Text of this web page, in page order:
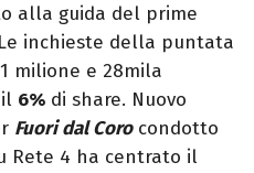
alla guida del prime
inchieste della puntata
milione e 28mila
6% di share. Nuovo
Fuori dal Corocondotto
Rete 4 ha centrato il